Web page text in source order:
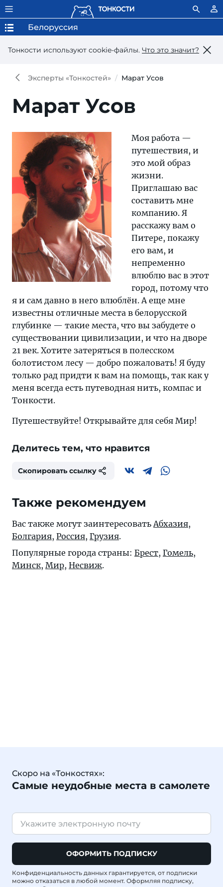
Тонкости используют сookie-файлы. Что это значит?
Белоруссия
Эксперты «Тонкостей» Марат Усов
Марат Усов
Моя работа —
путешествия, и
это мой образ
жизни.
Приглашаю вас
составить мне
компанию. Я
расскажу вам о
Питере, покажу
его вам, и
непременно
влюблю вас в этот
город, потому что
я и сам давно в него влюблён. А еще мне
известны отличные места в белорусской
глубинке — такие места, что вы забудете о
существовании цивилизации, и что на дворе
21 век. Хотите затеряться в полесском
болотистом лесу — добро пожаловать! Я буду
только рад придти к вам на помощь, так как у
меня всегда есть путеводная нить, компас и
Тонкости.
Путешествуйте! Открывайте для себя Мир!
Делитесь тем, что нравится
Скопировать ссылку
Также рекомендуем
Вас также могут заинтересоватьАбхазия,
Болгария, Россия, Грузия.
Популярные города страны: Брест, Гомель,
Минск, Мир, Несвиж.
Скоро на «Тонкостях»:
Самые неудобные места в самолете
ОФОРМИТЬ ПОДПИСКУ
Конфиденциальность данных гарантируется, от подписки
можно отказаться в любой момент. Оформляя подписку,